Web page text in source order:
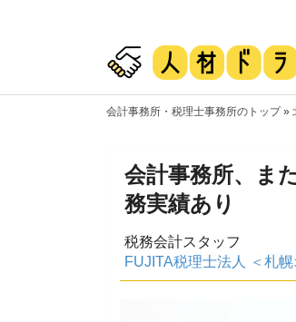
会計事務所・税理士事務所のトップ»
会計事務所、ま
務実績あり
税務会計スタッフ
FUJITA税理士法人 ＜札幌